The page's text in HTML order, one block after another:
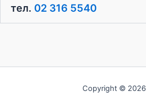
тел. 02 316 5540
Copyright © 2026